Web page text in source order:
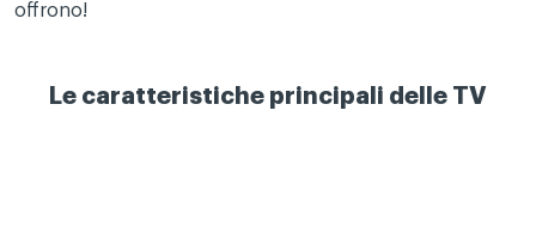
offrono!
Le caratteristiche principali delle TV